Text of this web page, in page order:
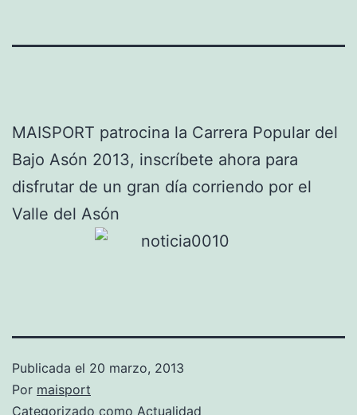
MAISPORT patrocina la Carrera Popular del
Bajo Asón 2013, inscríbete ahora para
disfrutar de un gran día corriendo por el
Valle del Asón
Publicada el 20 marzo, 2013
Por maisport
Categorizado como Actualidad